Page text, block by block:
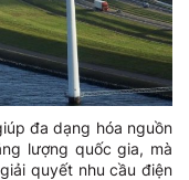
đa dạng hóa nguồn
lượng quốc gia, mà
quyết nhu cầu điện